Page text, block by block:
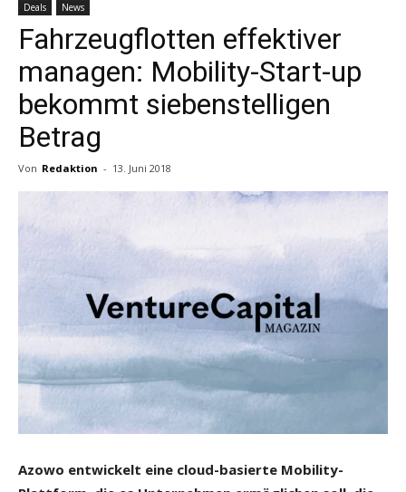
Deals News
Fahrzeugflotten effektiver
managen: Mobility-Start-up
bekommt siebenstelligen
Betrag
Von Redaktion - 13. Juni 2018
Azowo entwickelt eine cloud-basierte Mobility-